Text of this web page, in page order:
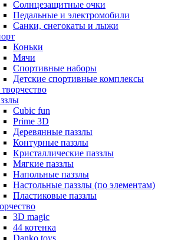
Солнцезащитные очки
Педальные и электромобили
Санки, снегокаты и лыжи
Коньки
Мячи
Спортивные наборы
Детские спортивные комплексы
Cubic fun
Prime 3D
Деревянные паззлы
Контурные паззлы
Кристаллические паззлы
Мягкие паззлы
Напольные паззлы
Настольные паззлы (по элементам)
Пластиковые паззлы
3D magic
44 котенка
Danko toys